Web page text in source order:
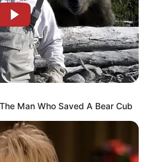
Man Who Saved A Bear Cub